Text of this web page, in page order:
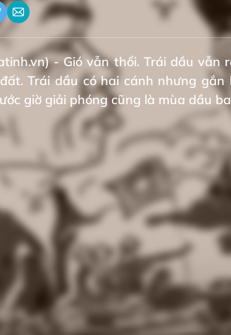
- Gió vẫn thổi. Trái dầu
Trái dầu có hai cánh nhưng
giờ giải phóng cũng là mùa dầu